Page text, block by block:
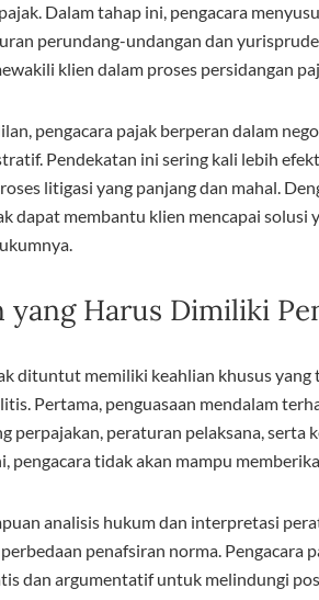
Dalam tahap ini, pengacara
perundang-undangan dan
klien dalam proses persidangan
pengacara pajak berperan dalam
Pendekatan ini sering kali lebih
litigasi yang panjang dan mahal.
dapat membantu klien mencapai solusi
yang Harus Dimiliki
dituntut memiliki keahlian khusus
Pertama, penguasaan mendalam
perpajakan, peraturan pelaksana, serta
pengacara tidak akan mampu
analisis hukum dan interpretasi
penafsiran norma. Pengacara
dan argumentatif untuk melindungi